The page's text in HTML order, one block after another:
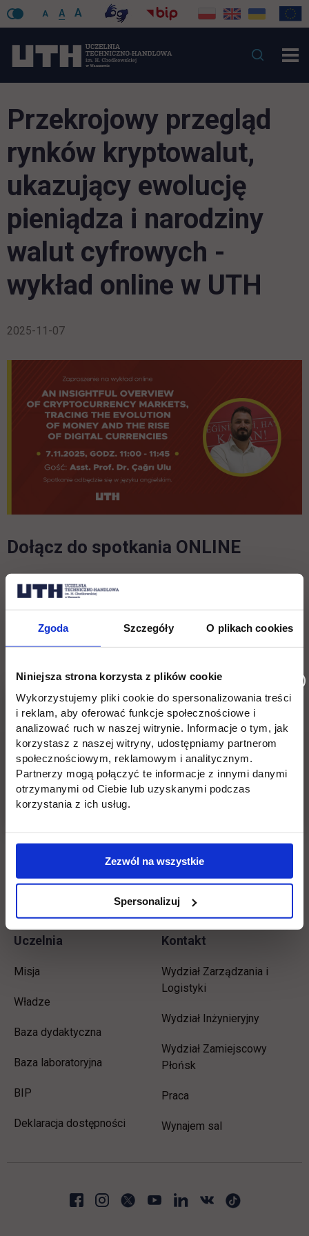
Zgoda Szczegóły O plikach cookies
Niniejsza strona korzysta z plików cookie
Wykorzystujemy pliki cookie do spersonalizowania treści
i reklam, aby oferować funkcje społecznościowe i
analizować ruch w naszej witrynie. Informacje o tym, jak
korzystasz z naszej witryny, udostępniamy partnerom
społecznościowym, reklamowym i analitycznym.
Partnerzy mogą połączyć te informacje z innymi danymi
otrzymanymi od Ciebie lub uzyskanymi podczas
korzystania z ich usług.
Zezwól na wszystkie
Spersonalizuj
A A A
Przekrojowy przegląd
rynków kryptowalut,
ukazujący ewolucję
pieniądza i narodziny
walut cyfrowych -
wykład online w UTH
2025-11-07
Dołącz do spotkania ONLINE
An insightful overview of cryptocurrency
rise of digital currencies - Asst. Prof. Dr. Çağrı
Wróć
Pomiń
stopkę
Informacje w stopce
Edukacja
Licencjackie
Inżynierskie
Student
Wirtualna uczelnia
Stypendia
Opłaty
Uczelnia
Misja
Władze
Baza dydaktyczna
Baza laboratoryjna
BIP link otwiera się w nowej karcie
Deklaracja dostępności
Kontakt
Wydział Zarządzania i
Logistyki
Wydział Inżynieryjny
Wydział Zamiejscowy
Płońsk
Praca
Wynajem sal